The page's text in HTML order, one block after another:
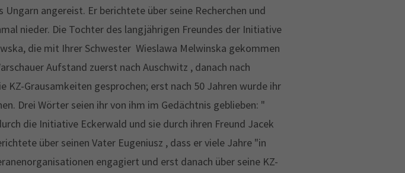
angereist. Er berichtete über seine Recherchen und
nieder. Die Tochter des langjährigen Freundes der Initiative
die mit Ihrer Schwester Wieslawa Melwinska gekommen
Aufstand zuerst nach Auschwitz , danach nach
Grausamkeiten gesprochen; erst nach 50 Jahren wurde ihr
Drei Wörter seien ihr von ihm im Gedächtnis geblieben: "
die Initiative Eckerwald und sie durch ihren Freund Jacek
über seinen Vater Eugeniusz , dass er viele Jahre "in
engagiert und erst danach über seine KZ-